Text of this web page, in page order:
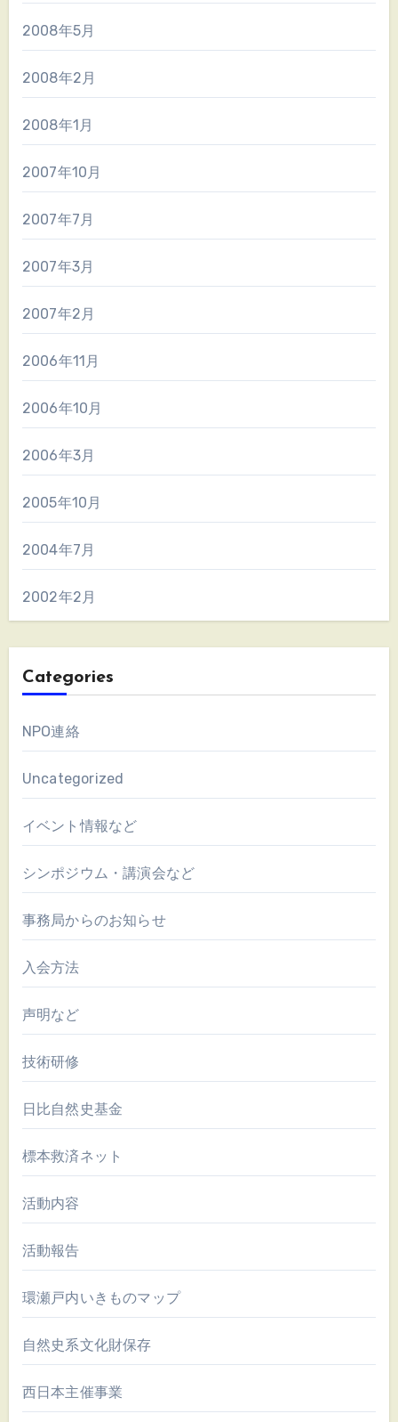
2008年5月
2008年2月
2008年1月
2007年10月
2007年7月
2007年3月
2007年2月
2006年11月
2006年10月
2006年3月
2005年10月
2004年7月
2002年2月
Categories
NPO連絡
Uncategorized
イベント情報など
シンポジウム・講演会など
事務局からのお知らせ
入会方法
声明など
技術研修
日比自然史基金
標本救済ネット
活動内容
活動報告
環瀬戸内いきものマップ
自然史系文化財保存
西日本主催事業